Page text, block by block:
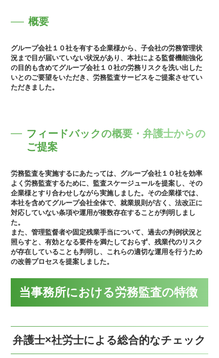
概要
グループ会社１０社を有する企業様から、子会社の労務管理状
況まで目が届いていない状況があり、本社による監督機能強化
の目的も含めてグループ会社１０社の労務リスクを洗い出した
いとのご要望をいただき、労務監査サービスをご提案させてい
ただきました。
フィードバックの概要・弁護士からの
ご提案
労務監査を実施するにあたっては、グループ会社１０社を効率
よく労務監査するために、監査スケージュールを提案し、その
企業様とすり合わせしながら実施しました。その企業様では、
本社を含めてグループ会社全体で、就業規則が古く、法改正に
対応していない条項や運用が複数存在することが判明しまし
た。
また、管理監督者や固定残業手当について、過去の判例状況と
照らすと、有効となる要件を満たしておらず、残業代のリスク
が存在していることも判明し、これらの適切な運用を行うため
の改善プロセスを提案しました。
当事務所における労務監査の特徴
弁護士×社労士による総合的なチェック